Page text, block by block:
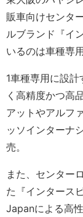
販車向けセンタ
ルブランド『イ
いるのは車種専
1車種専用に設
く高精度かつ高
アットやアルフ
ッソインターナ
売。
また、センター
た『インタース
Japanによる高